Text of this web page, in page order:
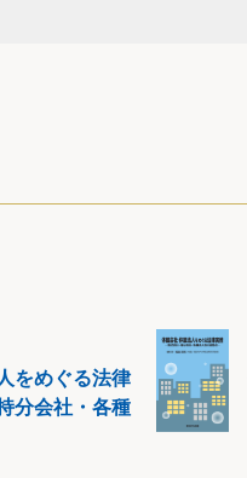
書類
採用拒否
権
下げ
をめぐる法律
分会社・各種